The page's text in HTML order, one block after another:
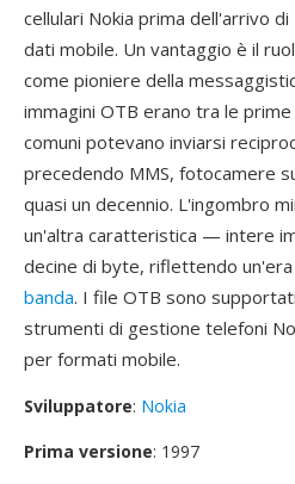
cellulari Nokia prima dell'arrivo
dati mobile. Un vantaggio è il
come pioniere della
immagini OTB erano tra le
comuni potevano inviarsi
precedendo MMS, fotocamere
quasi un decennio. L'ingombro
un'altra caratteristica — intere
decine di byte, riflettendo
banda. I file OTB sono
strumenti di gestione telefoni
per formati mobile.
Sviluppatore: Nokia
Prima versione: 1997